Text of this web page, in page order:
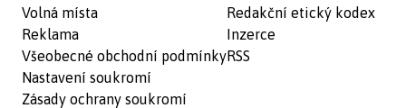
Volná místa
Reklama
Všeobecné obchodní podmínky
Nastavení soukromí
Zásady ochrany soukromí
Redakční etický kodex
Inzerce
RSS